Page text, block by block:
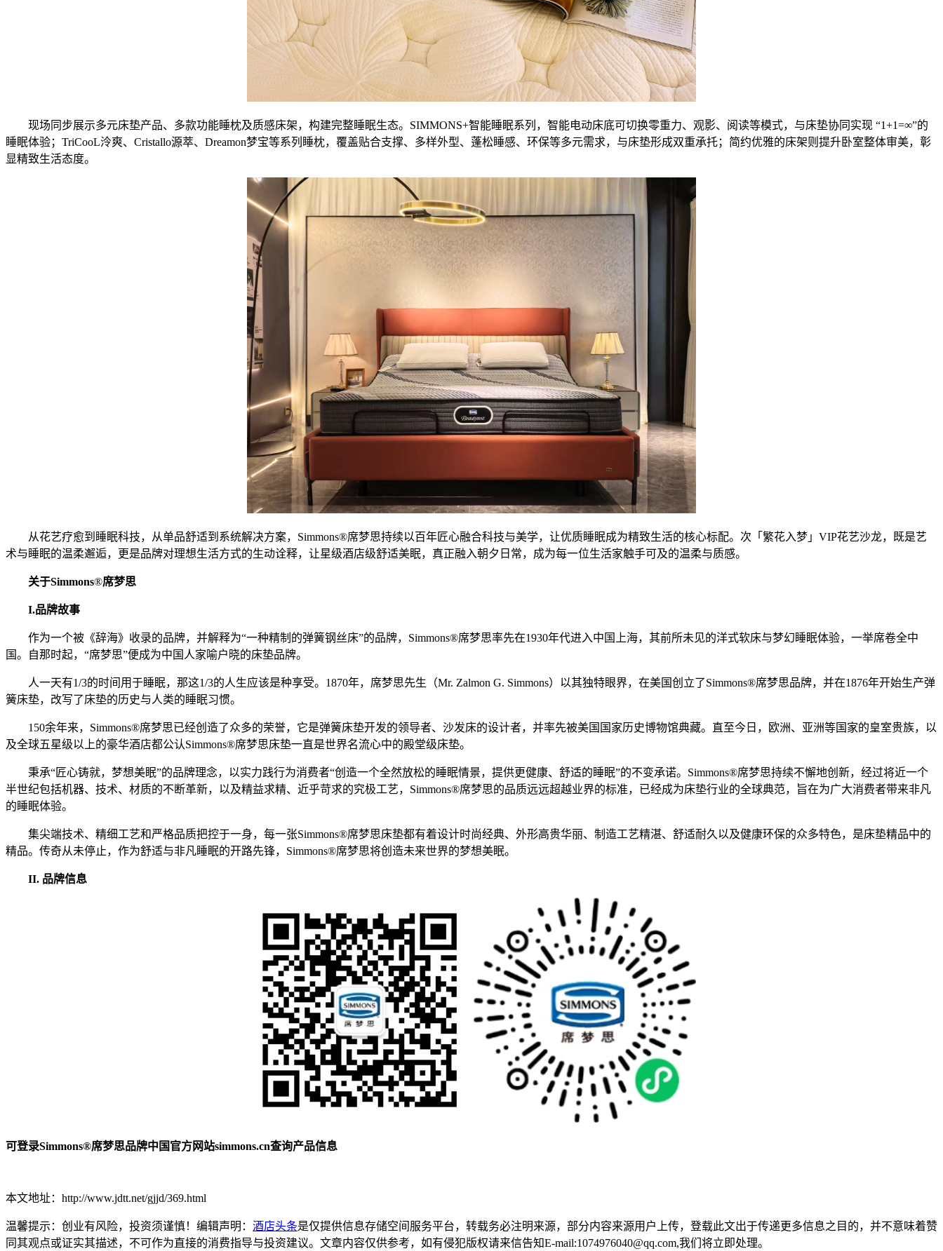
现场同步展示多元床垫产品、多款功能睡枕及质感床架，构建完整睡眠生态。SIMMONS+智能睡眠系列，智能电动床底可切换零重力、观影、阅读等模式，与床垫协同实现 “1+1=∞”的
睡眠体验；TriCooL泠爽、Cristallo源萃、Dreamon梦宝等系列睡枕，覆盖贴合支撑、多样外型、蓬松睡感、环保等多元需求，与床垫形成双重承托；简约优雅的床架则提升卧室整体审美，彰
显精致生活态度。
从花艺疗愈到睡眠科技，从单品舒适到系统解决方案，Simmons®席梦思持续以百年匠心融合科技与美学，让优质睡眠成为精致生活的核心标配。次「繁花入梦」VIP花艺沙龙，既是艺
术与睡眠的温柔邂逅，更是品牌对理想生活方式的生动诠释，让星级酒店级舒适美眠，真正融入朝夕日常，成为每一位生活家触手可及的温柔与质感。
关于Simmons®席梦思
I.品牌故事
作为一个被《辞海》收录的品牌，并解释为“一种精制的弹簧钢丝床”的品牌，Simmons®席梦思率先在1930年代进入中国上海，其前所未见的洋式软床与梦幻睡眠体验，一举席卷全中
国。自那时起，“席梦思”便成为中国人家喻户晓的床垫品牌。
人一天有1/3的时间用于睡眠，那这1/3的人生应该是种享受。1870年，席梦思先生（Mr. Zalmon G. Simmons）以其独特眼界，在美国创立了Simmons®席梦思品牌，并在1876年开始生产弹
簧床垫，改写了床垫的历史与人类的睡眠习惯。
150余年来，Simmons®席梦思已经创造了众多的荣誉，它是弹簧床垫开发的领导者、沙发床的设计者，并率先被美国国家历史博物馆典藏。直至今日，欧洲、亚洲等国家的皇室贵族，以
及全球五星级以上的豪华酒店都公认Simmons®席梦思床垫一直是世界名流心中的殿堂级床垫。
秉承“匠心铸就，梦想美眠”的品牌理念，以实力践行为消费者“创造一个全然放松的睡眠情景，提供更健康、舒适的睡眠”的不变承诺。Simmons®席梦思持续不懈地创新，经过将近一个
半世纪包括机器、技术、材质的不断革新，以及精益求精、近乎苛求的究极工艺，Simmons®席梦思的品质远远超越业界的标准，已经成为床垫行业的全球典范，旨在为广大消费者带来非凡
的睡眠体验。
集尖端技术、精细工艺和严格品质把控于一身，每一张Simmons®席梦思床垫都有着设计时尚经典、外形高贵华丽、制造工艺精湛、舒适耐久以及健康环保的众多特色，是床垫精品中的
精品。传奇从未停止，作为舒适与非凡睡眠的开路先锋，Simmons®席梦思将创造未来世界的梦想美眠。
II. 品牌信息
可登录Simmons®席梦思品牌中国官方网站simmons.cn查询产品信息
本文地址：http://www.jdtt.net/gjjd/369.html
温馨提示：创业有风险，投资须谨慎！编辑声明： 酒店头条是仅提供信息存储空间服务平台，转载务必注明来源，部分内容来源用户上传，登载此文出于传递更多信息之目的，并不意味着赞
同其观点或证实其描述，不可作为直接的消费指导与投资建议。文章内容仅供参考，如有侵犯版权请来信告知E-mail:1074976040@qq.com,我们将立即处理。